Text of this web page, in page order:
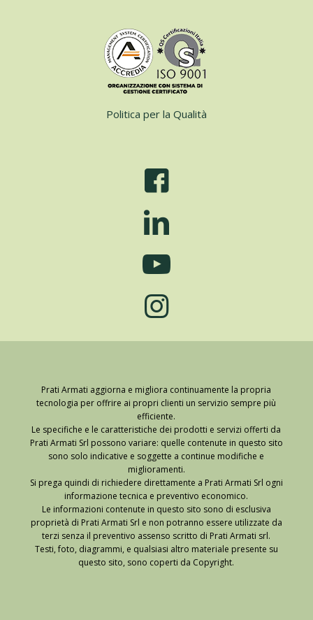
Politica per la Qualità
Prati Armati aggiorna e migliora continuamente la propria
tecnologia per offrire ai propri clienti un servizio sempre più
efficiente.
Le specifiche e le caratteristiche dei prodotti e servizi offerti da
Prati Armati Srl possono variare: quelle contenute in questo sito
sono solo indicative e soggette a continue modifiche e
miglioramenti.
Si prega quindi di richiedere direttamente a Prati Armati Srl ogni
informazione tecnica e preventivo economico.
Le informazioni contenute in questo sito sono di esclusiva
proprietà di Prati Armati Srl e non potranno essere utilizzate da
terzi senza il preventivo assenso scritto di Prati Armati srl.
Testi, foto, diagrammi, e qualsiasi altro materiale presente su
questo sito, sono coperti da Copyright.